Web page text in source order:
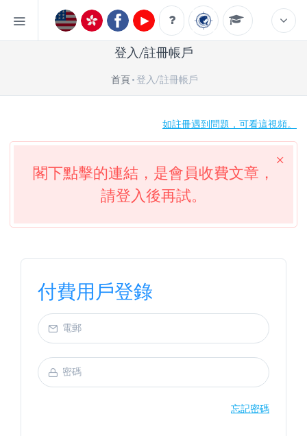
登入/註冊帳戶
首頁 登入/註冊帳戶
如註冊遇到問題，可看這視頻。
閣下點擊的連結，是會員收費文章，
請登入後再試。
付費用戶登錄
忘記密碼